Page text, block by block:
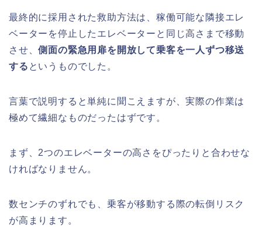
最終的に採用された救助方法は、稼働可能な隣接エレ
ベーターを停止したエレベーターと同じ高さまで移動
させ、側面の緊急用扉を開放して乗客を一人ずつ移送
する というものでした。
言葉で説明すると単純に聞こえますが、実際の作業は
極めて繊細なものだったはずです。
まず、2つのエレベーターの高さをぴったりと合わせな
ければなりません。
数センチのずれでも、乗客が移動する際の転倒リスク
が高まります。